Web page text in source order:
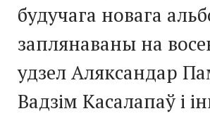
будучага новага
заплянаваны на
удзел Аляксандар
Вадзім Касалапаў і